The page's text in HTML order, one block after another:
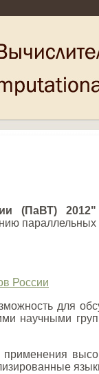
(ПаВТ) 2012"
параллельных
России
для
научными